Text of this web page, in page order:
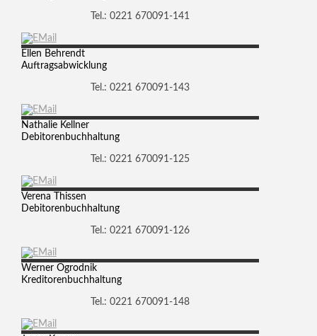
Tel.: 0221 670091-141
Ellen Behrendt
Auftragsabwicklung
Tel.: 0221 670091-143
Nathalie Kellner
Debitorenbuchhaltung
Tel.: 0221 670091-125
Verena
Thissen
Debitorenbuchhaltung
Tel.: 0221 670091-126
Werner Ogrodnik
Kreditorenbuchhaltung
Tel.: 0221 670091-148